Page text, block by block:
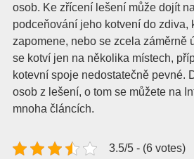
osob. Ke zřícení lešení může dojít
podceňování jeho kotvení do zdiva,
zapomene, nebo se zcela záměrně
se kotví jen na několika místech,
kotevní spoje nedostatečně pevné.
osob z lešení, o tom se můžete na
mnoha článcích.
3.5/5 - (6 votes)